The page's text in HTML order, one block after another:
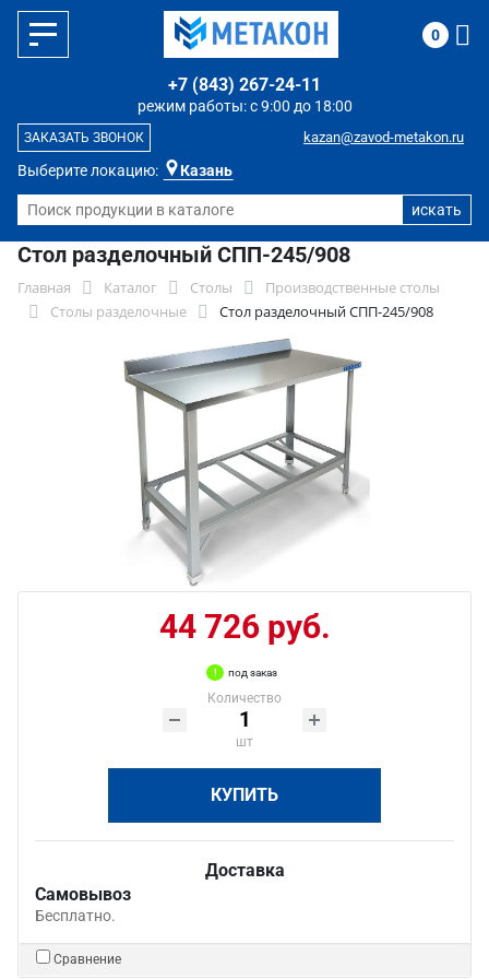
Выберите локацию: Казань
режим работы: с 9:00 до 18:00
+7 (843) 267-24-11
kazan@zavod-metakon.ru
ЗАКАЗАТЬ ЗВОНОК
0
Стол разделочный СПП-245/908
Главная Каталог Столы
Производственные столы
Столы разделочные
Стол разделочный СПП-245/908
44 726 руб.
под заказ
Количество
шт
КУПИТЬ
Доставка
Самовывоз
Бесплатно.
Сравнение